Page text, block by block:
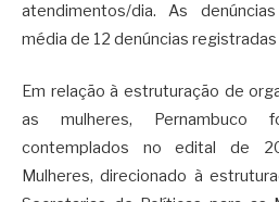
atendimentos/dia. As
média de 12 denúncias
Em relação à estruturação de
as mulheres,
contemplados no edital de
Mulheres, direcionado à